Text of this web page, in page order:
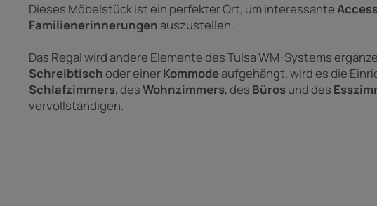
Dieses Möbelstück ist ein perfekter Ort, um interessante
Familienerinnerungenauszustellen.
Das Regal wird andere Elemente des Tulsa WM-Systems
Schreibtischoder einerKommodeaufgehängt, wird es die
Schlafzimmers, desWohnzimmers, des Bürosund des
vervollständigen.